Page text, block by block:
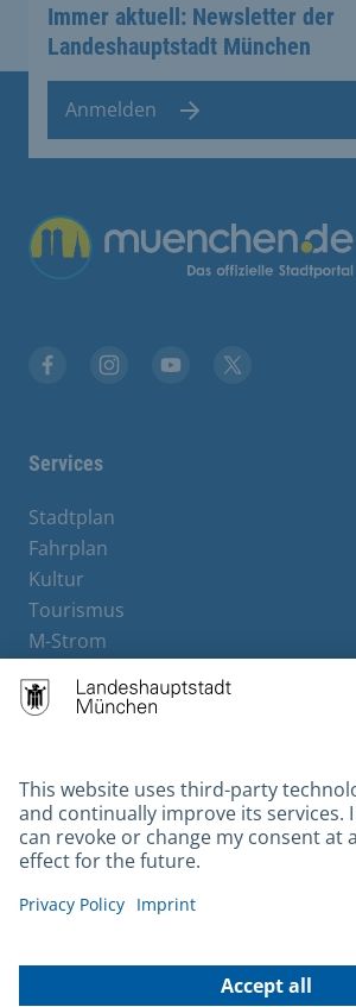
Immer aktuell: Newsletter der
Landeshauptstadt München
Anmelden
Übergreifende Links
Services
Stadtplan
Fahrplan
Kultur
Tourismus
M-Strom
Hotels
Contact
Barrierefreiheit
Leichte Sprache
Gebärdensprache
Kontakt